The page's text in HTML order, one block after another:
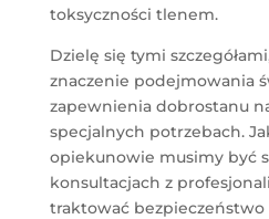
toksyczności tlenem.
Dzielę się tymi
znaczenie podejmowania
zapewnienia dobrostanu
specjalnych potrzebach.
opiekunowie musimy być
konsultacjach z
traktować